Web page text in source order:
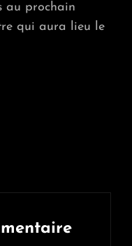
au prochain
qui aura lieu le